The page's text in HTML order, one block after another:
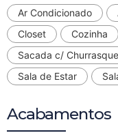
Ar Condicionado
Closet
Cozinha
Sacada c/
Sala de Estar
Acabamentos